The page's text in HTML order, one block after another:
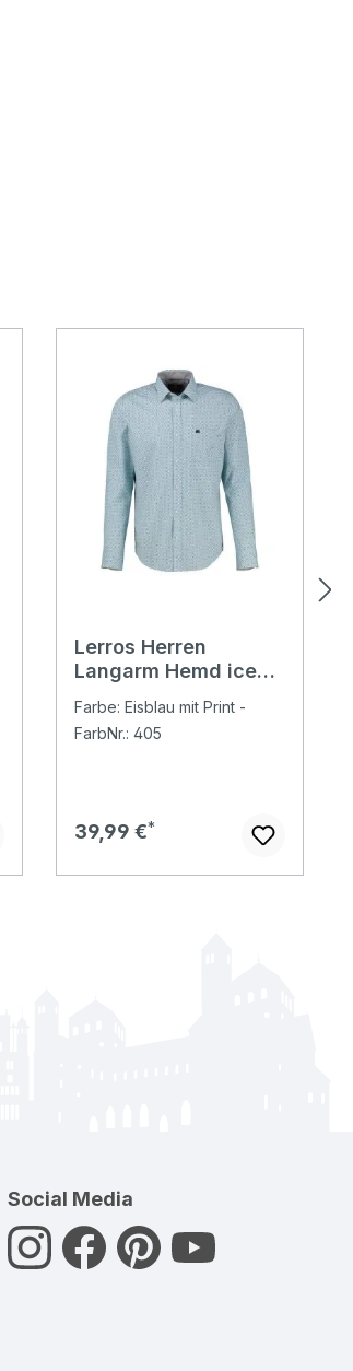
Lerros Herren
Langarm Hemd ice
Farbe: Eisblau mit Print -
FarbNr.: 405
Regulärer Preis:
39,99 €
Social Media